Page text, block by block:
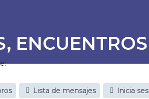
Lista de mensajes Inicia